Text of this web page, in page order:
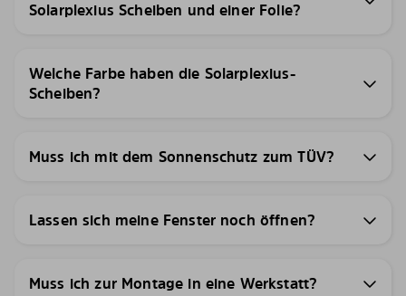
Solarplexius Scheiben und einer Folie?
Welche Farbe haben die Solarplexius-
Scheiben?
Muss ich mit dem Sonnenschutz zum TÜV?
Lassen sich meine Fenster noch öffnen?
Muss ich zur Montage in eine Werkstatt?